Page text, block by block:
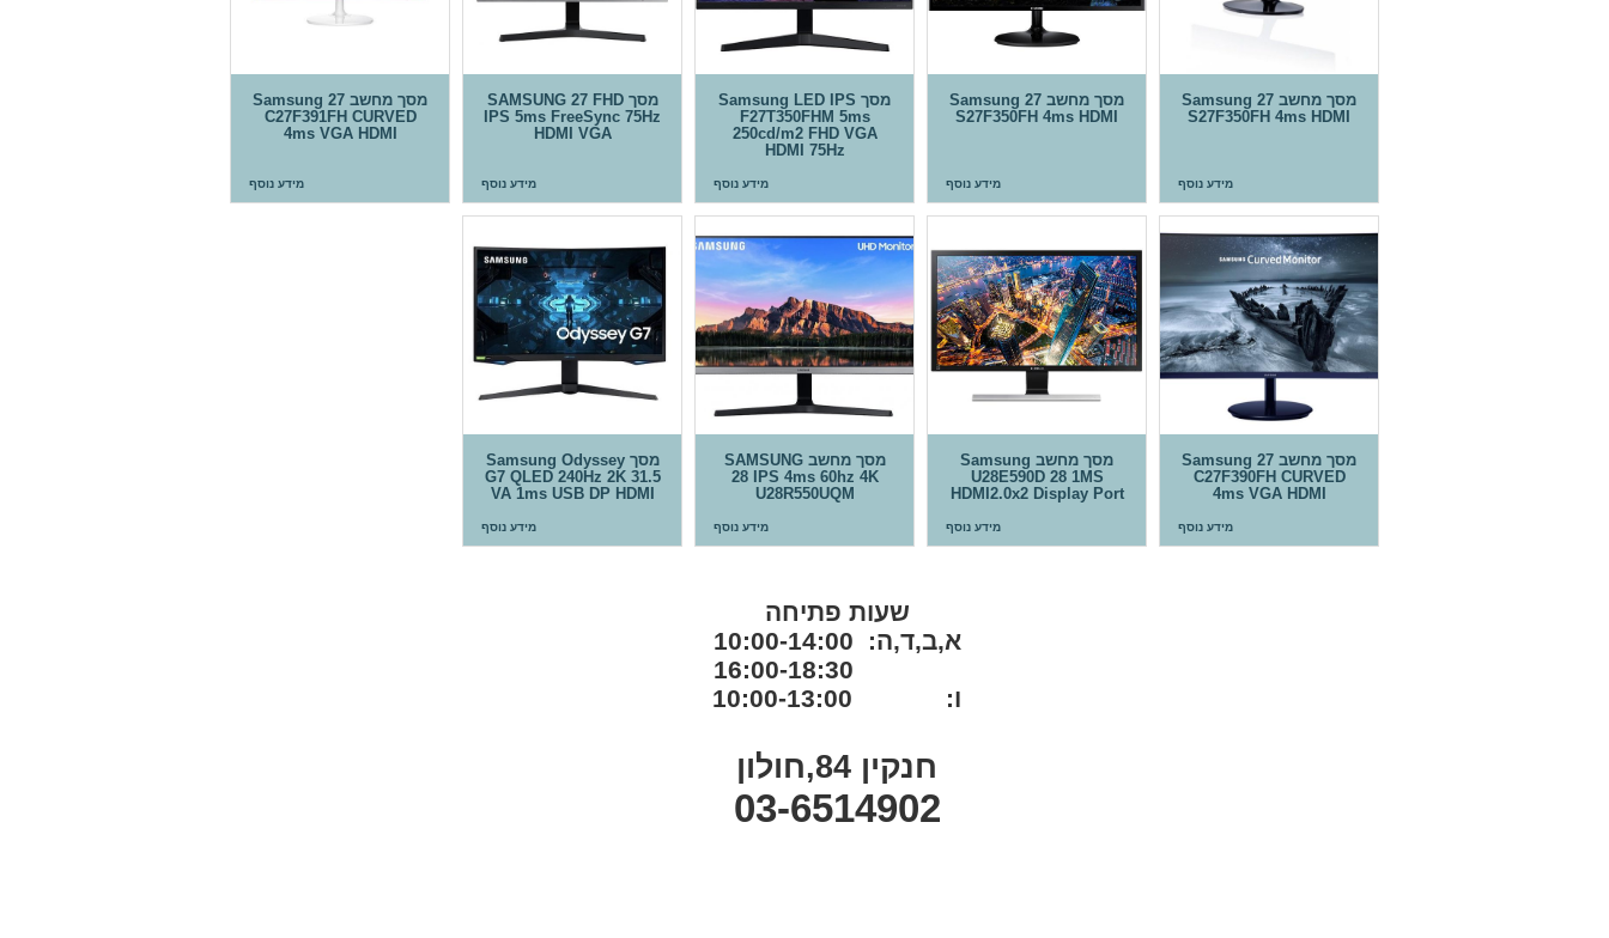
מסך מחשב 27 Samsung
S27F350FH 4ms HDMI
מידע נוסף
מסך מחשב 27 Samsung
S27F350FH 4ms HDMI
מידע נוסף
מסך Samsung LED IPS
F27T350FHM 5ms
250cd/m2 FHD VGA
HDMI 75Hz
מידע נוסף
מסך SAMSUNG 27 FHD
IPS 5ms FreeSync 75Hz
HDMI VGA
מידע נוסף
מסך מחשב 27 Samsung
C27F391FH CURVED
4ms VGA HDMI
מידע נוסף
מסך מחשב 27 Samsung
C27F390FH CURVED
4ms VGA HDMI
מידע נוסף
מסך מחשב Samsung
U28E590D 28 1MS
HDMI2.0x2 Display Port
מידע נוסף
מסך מחשב SAMSUNG
28 IPS 4ms 60hz 4K
U28R550UQM
מידע נוסף
מסך Samsung Odyssey
G7 QLED 240Hz 2K 31.5
VA 1ms USB DP HDMI
מידע נוסף
שעות פתיחה
א,ב,ד,ה: 10:00-14:00
ו: 10:00-13:00
חנקין 84,חולון
03-6514902